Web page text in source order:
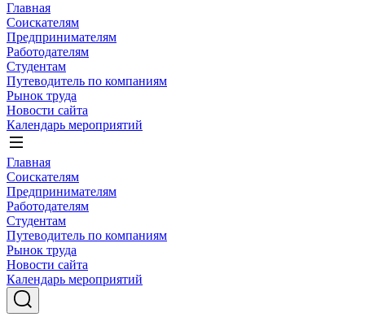
Главная
Соискателям
Предпринимателям
Работодателям
Студентам
Путеводитель по компаниям
Рынок труда
Новости сайта
Календарь мероприятий
Главная
Соискателям
Предпринимателям
Работодателям
Студентам
Путеводитель по компаниям
Рынок труда
Новости сайта
Календарь мероприятий